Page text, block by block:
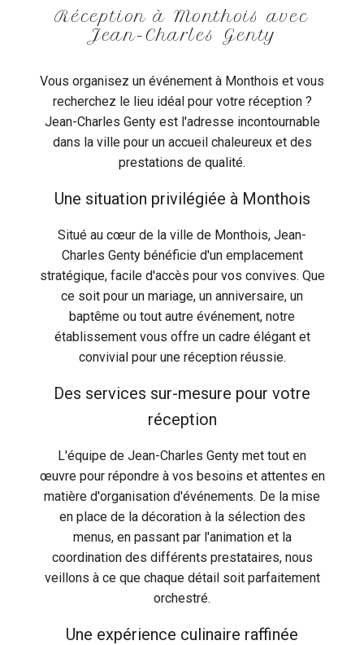
Réception à Monthois avec
Jean-Charles Genty
Vous organisez un événement à Monthois et vous
recherchez le lieu idéal pour votre réception ?
Jean-Charles Genty est l'adresse incontournable
dans la ville pour un accueil chaleureux et des
prestations de qualité.
Une situation privilégiée à Monthois
Situé au cœur de la ville de Monthois, Jean-
Charles Genty bénéficie d'un emplacement
stratégique, facile d'accès pour vos convives. Que
ce soit pour un mariage, un anniversaire, un
baptême ou tout autre événement, notre
établissement vous offre un cadre élégant et
convivial pour une réception réussie.
Des services sur-mesure pour votre
réception
L'équipe de Jean-Charles Genty met tout en
œuvre pour répondre à vos besoins et attentes en
matière d'organisation d'événements. De la mise
en place de la décoration à la sélection des
menus, en passant par l'animation et la
coordination des différents prestataires, nous
veillons à ce que chaque détail soit parfaitement
orchestré.
Une expérience culinaire raffinée